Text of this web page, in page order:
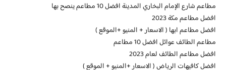
مطاعم شارع الإمام البخاري المدينة افضل 10 مطاعم ينصح بها
افضل مطاعم مكة 2023
افضل مطاعم ابها ( الاسعار + المنيو +الموقع )
مطاعم الطائف عوائل افضل 10 مطاعم
افضل مطاعم الطائف لعام 2023
افضل كافيهات الرياض ( الاسعار +المنيو + الموقع )